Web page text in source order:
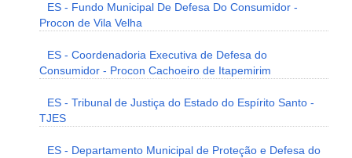
ES - Fundo Municipal De Defesa Do Consumidor -
Procon de Vila Velha
ES - Coordenadoria Executiva de Defesa do
Consumidor - Procon Cachoeiro de Itapemirim
ES - Tribunal de Justiça do Estado do Espírito Santo -
TJES
ES - Departamento Municipal de Proteção e Defesa do